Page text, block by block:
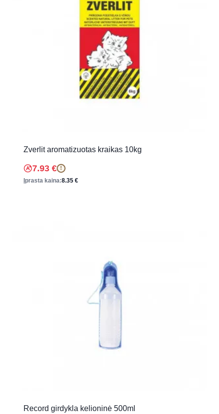
Zverlit aromatizuotas kraikas 10kg
7.93 € !
Įprasta kaina:8.35 €
Record girdykla kelioninė 500ml